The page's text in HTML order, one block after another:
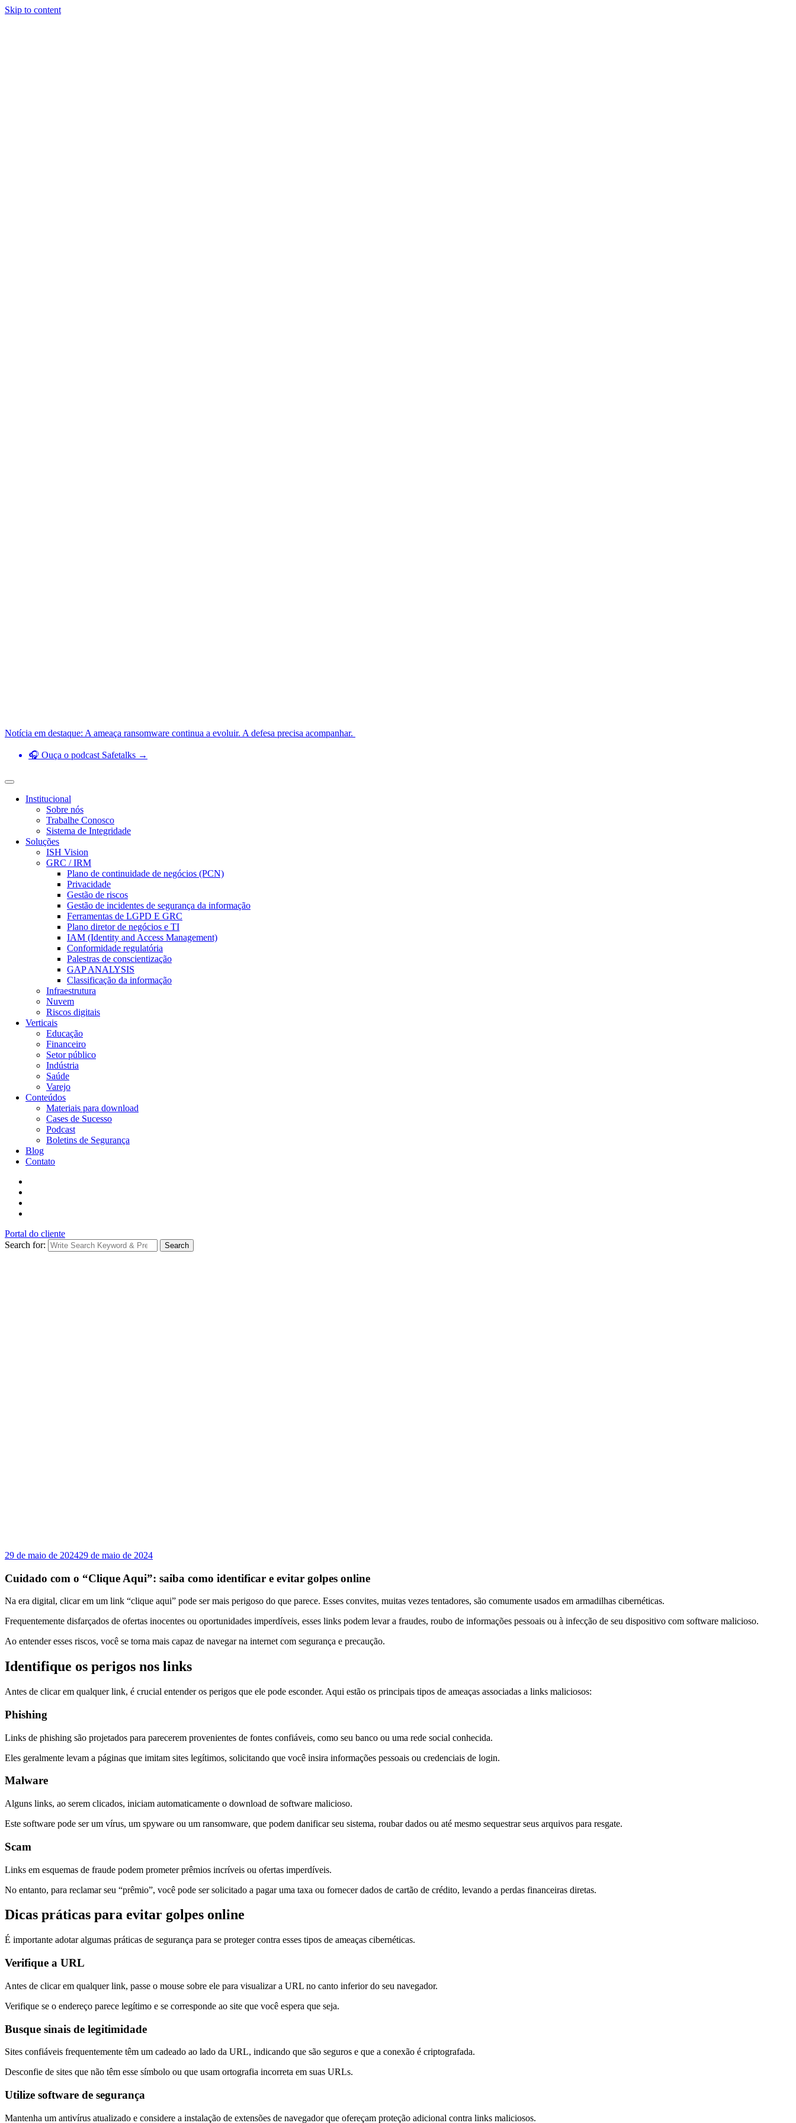
Skip to content
Notícia em destaque: A ameaça ransomware continua a evoluir. A defesa precisa acompanhar.
🎧 Ouça o podcast Safetalks →
Institucional
Sobre nós
Trabalhe Conosco
Sistema de Integridade
Soluções
ISH Vision
GRC / IRM
Plano de continuidade de negócios (PCN)
Privacidade
Gestão de riscos
Gestão de incidentes de segurança da informação
Ferramentas de LGPD E GRC
Plano diretor de negócios e TI
IAM (Identity and Access Management)
Conformidade regulatória
Palestras de conscientização
GAP ANALYSIS
Classificação da informação
Infraestrutura
Nuvem
Riscos digitais
Verticais
Educação
Financeiro
Setor público
Indústria
Saúde
Varejo
Conteúdos
Materiais para download
Cases de Sucesso
Podcast
Boletins de Segurança
Blog
Contato
Portal do cliente
Search for:
Search
29 de maio de 202429 de maio de 2024
Cuidado com o “Clique Aqui”: saiba como identificar e evitar golpes online
Na era digital, clicar em um link “clique aqui” pode ser mais perigoso do que parece. Esses convites, muitas vezes tentadores, são comumente usados em armadilhas cibernéticas.
Frequentemente disfarçados de ofertas inocentes ou oportunidades imperdíveis, esses links podem levar a fraudes, roubo de informações pessoais ou à infecção de seu dispositivo com software malicioso.
Ao entender esses riscos, você se torna mais capaz de navegar na internet com segurança e precaução.
Identifique os perigos nos links
Antes de clicar em qualquer link, é crucial entender os perigos que ele pode esconder. Aqui estão os principais tipos de ameaças associadas a links maliciosos:
Phishing
Links de phishing são projetados para parecerem provenientes de fontes confiáveis, como seu banco ou uma rede social conhecida.
Eles geralmente levam a páginas que imitam sites legítimos, solicitando que você insira informações pessoais ou credenciais de login.
Malware
Alguns links, ao serem clicados, iniciam automaticamente o download de software malicioso.
Este software pode ser um vírus, um spyware ou um ransomware, que podem danificar seu sistema, roubar dados ou até mesmo sequestrar seus arquivos para resgate.
Scam
Links em esquemas de fraude podem prometer prêmios incríveis ou ofertas imperdíveis.
No entanto, para reclamar seu “prêmio”, você pode ser solicitado a pagar uma taxa ou fornecer dados de cartão de crédito, levando a perdas financeiras diretas.
Dicas práticas para evitar golpes online
É importante adotar algumas práticas de segurança para se proteger contra esses tipos de ameaças cibernéticas.
Verifique a URL
Antes de clicar em qualquer link, passe o mouse sobre ele para visualizar a URL no canto inferior do seu navegador.
Verifique se o endereço parece legítimo e se corresponde ao site que você espera que seja.
Busque sinais de legitimidade
Sites confiáveis frequentemente têm um cadeado ao lado da URL, indicando que são seguros e que a conexão é criptografada.
Desconfie de sites que não têm esse símbolo ou que usam ortografia incorreta em suas URLs.
Utilize software de segurança
Mantenha um antivírus atualizado e considere a instalação de extensões de navegador que ofereçam proteção adicional contra links maliciosos.